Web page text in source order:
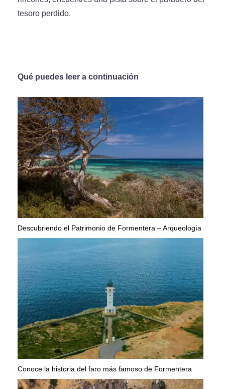
tesoro perdido.
Qué puedes leer a continuación
Descubriendo el Patrimonio de Formentera – Arqueología
Conoce la historia del faro más famoso de Formentera